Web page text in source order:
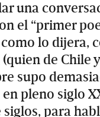
una
el “primer
lo dijera,
de Chile
supo
pleno siglo
siglos, para